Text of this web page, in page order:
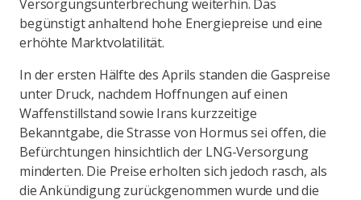
Versorgungsunterbrechung weiterhin. Das
begünstigt anhaltend hohe Energiepreise und eine
erhöhte Marktvolatilität.
In der ersten Hälfte des Aprils standen die Gaspreise
unter Druck, nachdem Hoffnungen auf einen
Waffenstillstand sowie Irans kurzzeitige
Bekanntgabe, die Strasse von Hormus sei offen, die
Befürchtungen hinsichtlich der LNG-Versorgung
minderten. Die Preise erholten sich jedoch rasch, als
die Ankündigung zurückgenommen wurde und die